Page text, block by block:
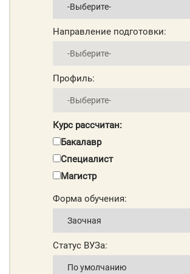
Направление подготовки:
Профиль:
Курс рассчитан:
Бакалавр
Специалист
Магистр
Форма обучения:
Статус ВУЗа: